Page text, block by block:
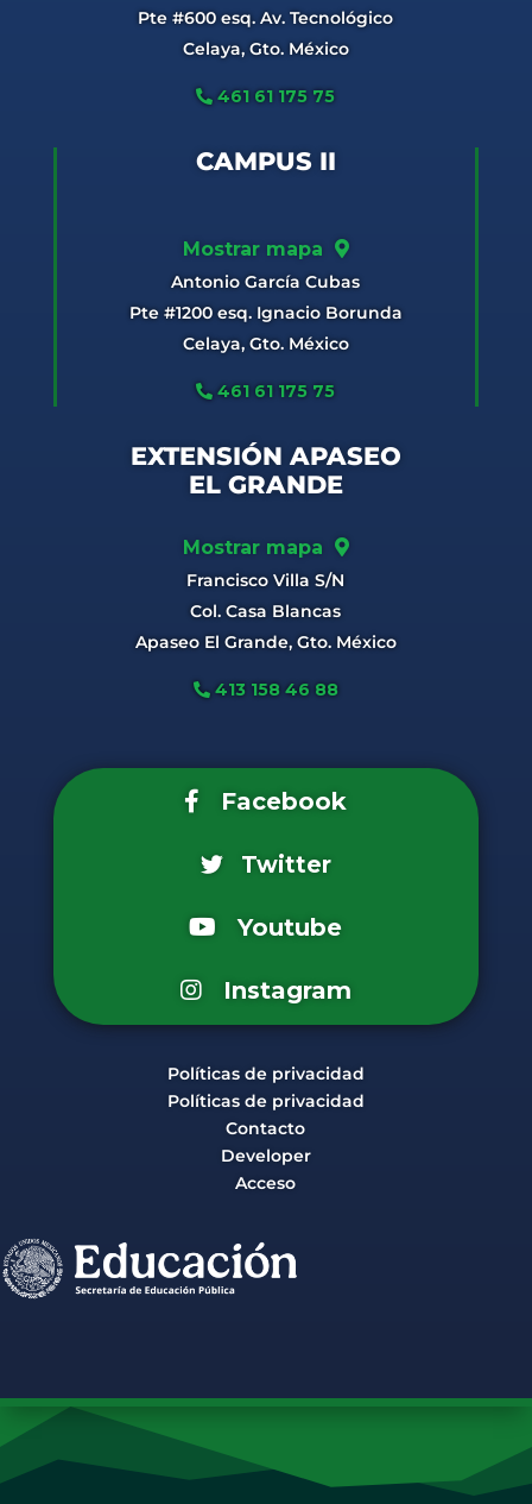
Pte #600 esq. Av. Tecnológico
Celaya, Gto. México
461 61 175 75
CAMPUS II
Mostrar mapa
Antonio García Cubas
Pte #1200 esq. Ignacio Borunda
Celaya, Gto. México
461 61 175 75
EXTENSIÓN APASEO
EL GRANDE
Mostrar mapa
Francisco Villa S/N
Col. Casa Blancas
Apaseo El Grande, Gto. México
413 158 46 88
Facebook
Twitter
Youtube
Instagram
Políticas de privacidad
Políticas de privacidad
Contacto
Developer
Acceso